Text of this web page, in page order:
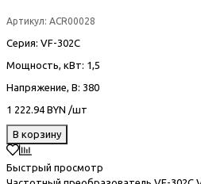
Артикул: ACR00028
Серия: VF-302С
Мощность, кВт: 1,5
Напряжение, В: 380
1 222.94 BYN /шт
В корзину
Быстрый просмотр